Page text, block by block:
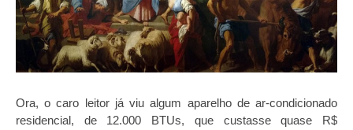
Ora, o caro leitor já viu algum aparelho de ar-condicionado
residencial, de 12.000 BTUs, que custasse quase R$